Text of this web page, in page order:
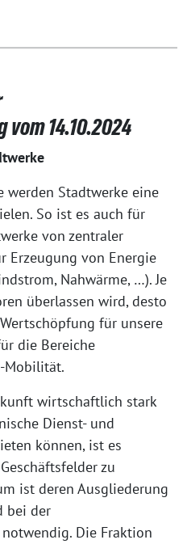
14.10.2024
werden Stadtwerke eine
So ist es auch für
von zentraler
Erzeugung von Energie
Nahwärme, …). Je
überlassen wird, desto
für unsere
die Bereiche
Mobilität.
wirtschaftlich stark
Dienst- und
können, ist es
zu
ist deren Ausgliederung
bei der
Die Fraktion